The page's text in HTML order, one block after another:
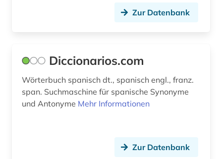
Zur Datenbank
Diccionarios.com
Wörterbuch spanisch dt., spanisch engl., franz.
span. Suchmaschine für spanische Synonyme
und Antonyme Mehr Informationen
Zur Datenbank